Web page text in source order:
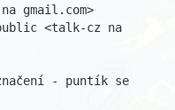
gmail.com>
<talk-cz na
- puntík se